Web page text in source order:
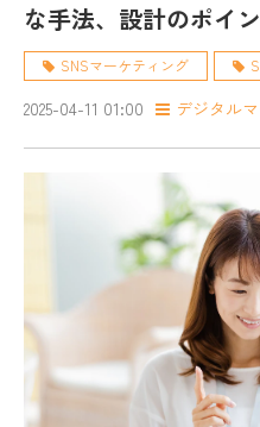
な手法、設計のポイ
SNSマーケティング
2025-04-11 01:00 デジタル